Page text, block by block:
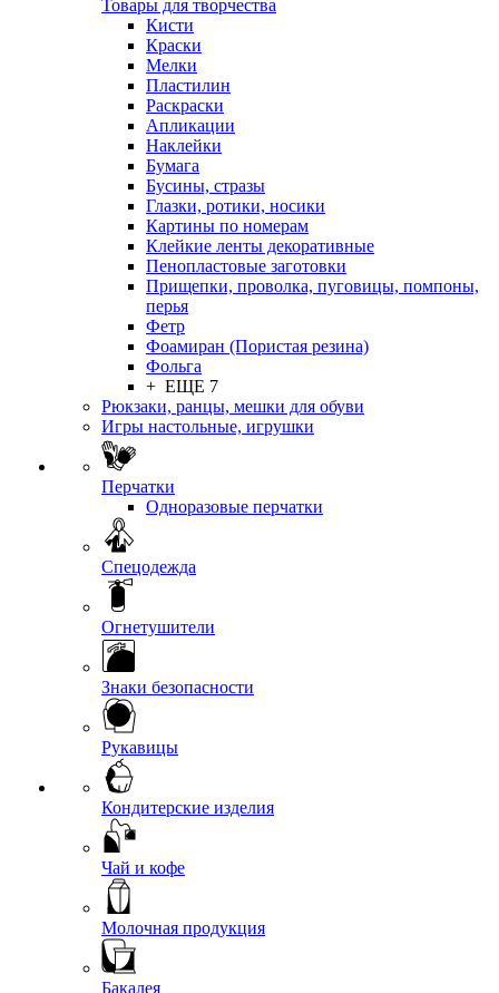
Товары для творчества
Кисти
Краски
Мелки
Пластилин
Раскраски
Апликации
Наклейки
Бумага
Бусины, стразы
Глазки, ротики, носики
Картины по номерам
Клейкие ленты декоративные
Пенопластовые заготовки
Прищепки, проволка, пуговицы, помпоны,
перья
Фетр
Фоамиран (Пористая резина)
Фольга
+ ЕЩЕ 7
Рюкзаки, ранцы, мешки для обуви
Игры настольные, игрушки
Перчатки
Одноразовые перчатки
Спецодежда
Огнетушители
Знаки безопасности
Рукавицы
Кондитерские изделия
Чай и кофе
Молочная продукция
Бакалея